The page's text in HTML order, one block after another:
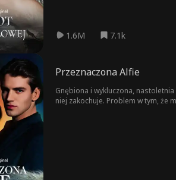
1.6M 7.1k
Przeznaczona Alfie
Gnębiona i wykluczona,
niej zakochuje. Problem w tym, że